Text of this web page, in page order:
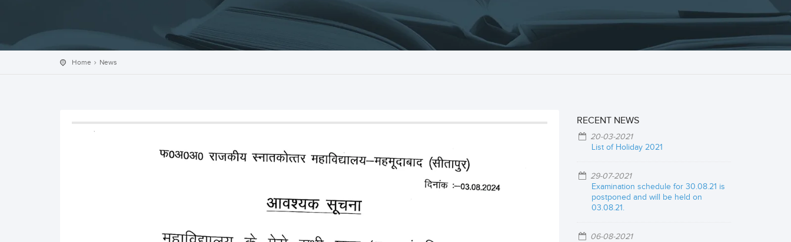
Home News
RECENT NEWS
20-03-2021
List of Holiday 2021
29-07-2021
Examination schedule for 30.08.21 is
postponed and will be held on
03.08.21.
06-08-2021